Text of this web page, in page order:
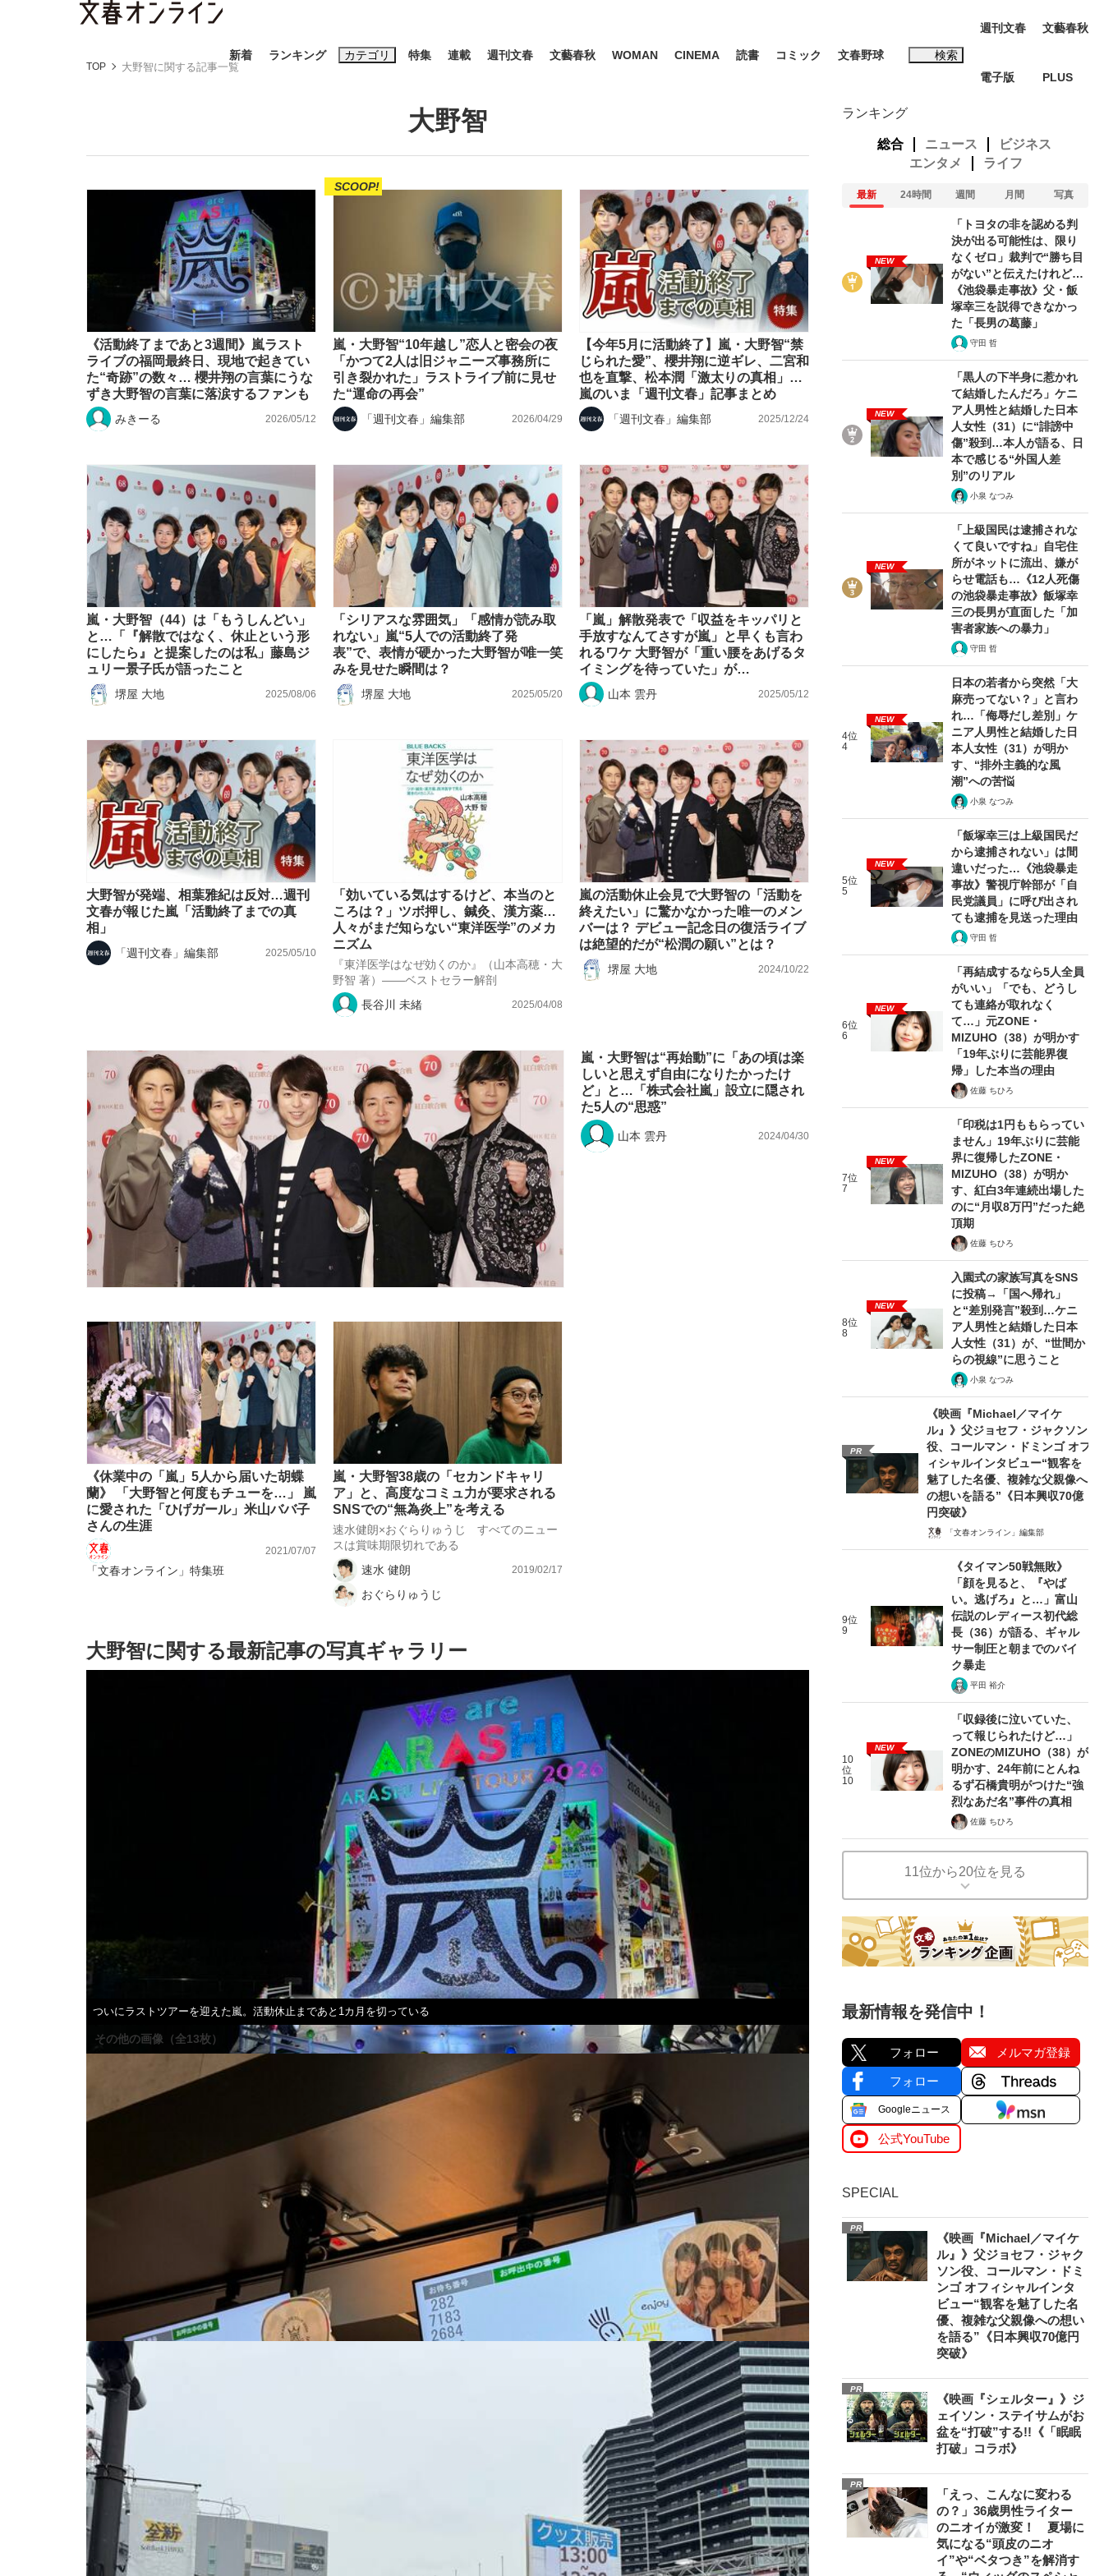
新着 ランキング カテゴリ
《BTS厳戒トーキョー滞在記》RM→渋谷で飲み会、JIN→伊豆の... 「90%は失敗する。でも…」本田圭佑が初めて明かした日本代表監督に...
「最悪の空気のまま解散」WBC日本代表“敗戦”の真実 選手が明かす... 「敗因分析は一切聞かれなかった」侍ジャパン選手が証言した“NPB聞...
特集
終戦から81年 日本生まれのK-POPアイドルたち
私のあのとき、私のいま
観る将棋、読む将棋
連載 週刊文春 文藝春秋 WOMAN CINEMA 読書 コミック 文春野球 検索
おすすめのキーワードタグ一覧
#藤田晋 #三山凌輝 #高市早苗 #森岡毅 #城彰二 #内田有紀
#松田聖子
週刊文春
電子版
文藝春秋
PLUS
TOP 大野智に関する記事一覧
大野智
《活動終了まであと3週間》嵐ラスト
ライブの福岡最終日、現地で起きてい
た“奇跡”の数々… 櫻井翔の言葉にうな
ずき大野智の言葉に落涙するファンも
みきーる 2026/05/12
SCOOP!
嵐・大野智“10年越し”恋人と密会の夜
「かつて2人は旧ジャニーズ事務所に
引き裂かれた」ラストライブ前に見せ
た“運命の再会”
「週刊文春」編集部 2026/04/29
【今年5月に活動終了】嵐・大野智“禁
じられた愛”、櫻井翔に逆ギレ、二宮和
也を直撃、松本潤「激太りの真相」…
嵐のいま「週刊文春」記事まとめ
「週刊文春」編集部 2025/12/24
嵐・大野智（44）は「もうしんどい」
と…「『解散ではなく、休止という形
にしたら』と提案したのは私」藤島ジ
ュリー景子氏が語ったこと
堺屋 大地 2025/08/06
「シリアスな雰囲気」「感情が読み取
れない」嵐“5人での活動終了発
表”で、表情が硬かった大野智が唯一笑
みを見せた瞬間は？
堺屋 大地 2025/05/20
「嵐」解散発表で「収益をキッパリと
手放すなんてさすが嵐」と早くも言わ
れるワケ 大野智が「重い腰をあげるタ
イミングを待っていた」が…
山本 雲丹 2025/05/12
大野智が発端、相葉雅紀は反対…週刊
文春が報じた嵐「活動終了までの真
相」
「週刊文春」編集部 2025/05/10
「効いている気はするけど、本当のと
ころは？」ツボ押し、鍼灸、漢方薬…
人々がまだ知らない“東洋医学”のメカ
ニズム
『東洋医学はなぜ効くのか』（山本高穂・大
野智 著）――ベストセラー解剖
長谷川 未緒
2025/04/08
嵐の活動休止会見で大野智の「活動を
終えたい」に驚かなかった唯一のメン
バーは？ デビュー記念日の復活ライブ
は絶望的だが“松潤の願い”とは？
堺屋 大地 2024/10/22
嵐・大野智は“再始動”に「あの頃は楽
しいと思えず自由になりたかったけ
ど」と…「株式会社嵐」設立に隠され
た5人の“思惑”
山本 雲丹 2024/04/30
《休業中の「嵐」5人から届いた胡蝶
蘭》 「大野智と何度もチューを…」 嵐
に愛された「ひげガール」米山ババ子
さんの生涯
「文春オンライン」特集班
2021/07/07
嵐・大野智38歳の「セカンドキャリ
ア」と、高度なコミュ力が要求される
SNSでの“無為炎上”を考える
速水健朗×おぐらりゅうじ すべてのニュー
スは賞味期限切れである
速水 健朗
おぐらりゅうじ
2019/02/17
大野智に関する最新記事の写真ギャラリー
ついにラストツアーを迎えた嵐。活動休止まであと1カ月を切っている
その他の画像（全13枚）
ランキング
総合 ニュース
ビジネス
エンタメ
ライフ
最新 24時間 週間 月間 写真
NEW
「トヨタの非を認める判
決が出る可能性は、限り
なくゼロ」裁判で“勝ち目
がない”と伝えたけれど…
《池袋暴走事故》父・飯
塚幸三を説得できなかっ
た「長男の葛藤」
守田 哲
NEW
「黒人の下半身に惹かれ
て結婚したんだろ」ケニ
ア人男性と結婚した日本
人女性（31）に“誹謗中
傷”殺到…本人が語る、日
本で感じる“外国人差
別”のリアル
小泉 なつみ
NEW
「上級国民は逮捕されな
くて良いですね」自宅住
所がネットに流出、嫌が
らせ電話も…《12人死傷
の池袋暴走事故》飯塚幸
三の長男が直面した「加
害者家族への暴力」
守田 哲
4位
4
NEW
日本の若者から突然「大
麻売ってない？」と言わ
れ…「侮辱だし差別」ケ
ニア人男性と結婚した日
本人女性（31）が明か
す、“排外主義的な風
潮”への苦悩
小泉 なつみ
5位
5
NEW
「飯塚幸三は上級国民だ
から逮捕されない」は間
違いだった…《池袋暴走
事故》警視庁幹部が「自
民党議員」に呼び出され
ても逮捕を見送った理由
守田 哲
6位
6
NEW
「再結成するなら5人全員
がいい」「でも、どうし
ても連絡が取れなく
て…」元ZONE・
MIZUHO（38）が明かす
「19年ぶりに芸能界復
帰」した本当の理由
佐藤 ちひろ
7位
7
NEW
「印税は1円ももらってい
ません」19年ぶりに芸能
界に復帰したZONE・
MIZUHO（38）が明か
す、紅白3年連続出場した
のに“月収8万円”だった絶
頂期
佐藤 ちひろ
8位
8
NEW
入園式の家族写真をSNS
に投稿→「国へ帰れ」
と“差別発言”殺到…ケニ
ア人男性と結婚した日本
人女性（31）が、“世間か
らの視線”に思うこと
小泉 なつみ
PR
《映画『Michael／マイケ
ル』》父ジョセフ・ジャクソン
役、コールマン・ドミンゴ オフ
ィシャルインタビュー“観客を
魅了した名優、複雑な父親像へ
の想いを語る”《日本興収70億
円突破》
「文春オンライン」編集部
9位
9
《タイマン50戦無敗》
「顔を見ると、『やば
い。逃げろ』と…」富山
伝説のレディース初代総
長（36）が語る、ギャル
サー制圧と朝までのバイ
ク暴走
平田 裕介
10
位
10
NEW
「収録後に泣いていた、
って報じられたけど…」
ZONEのMIZUHO（38）が
明かす、24年前にとんね
るず石橋貴明がつけた“強
烈なあだ名”事件の真相
佐藤 ちひろ
11位から20位を見る
最新情報を発信中！
フォロー メルマガ登録
フォロー
Googleニュース
公式YouTube
SPECIAL
PR
《映画『Michael／マイケ
ル』》父ジョセフ・ジャク
ソン役、コールマン・ドミ
ンゴ オフィシャルインタ
ビュー“観客を魅了した名
優、複雑な父親像への想い
を語る”《日本興収70億円
突破》
PR
《映画『シェルター』》ジ
ェイソン・ステイサムがお
盆を“打破”する!!《「眠眠
打破」コラボ》
PR
「えっ、こんなに変わる
の？」36歳男性ライター
のニオイが激変！ 夏場に
気になる“頭皮のニオ
イ”や“ベタつき”を解消す